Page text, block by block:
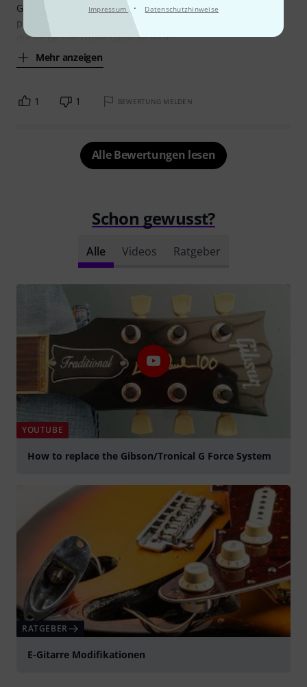
Impressum · Datenschutzhinweise
Glück nicht bestätigt. Der Umbau war vollkommen
problemlos da sämtliche Bohrungen perfekt passen. Auch
die Farbe der Tuner passt zu 99,9
Mehr anzeigen
1 1 BEWERTUNG MELDEN
Alle Bewertungen lesen
Schon gewusst?
Alle Videos Ratgeber
YOUTUBE
How to replace the Gibson/Tronical G Force System
RATGEBER
E-Gitarre Modifikationen